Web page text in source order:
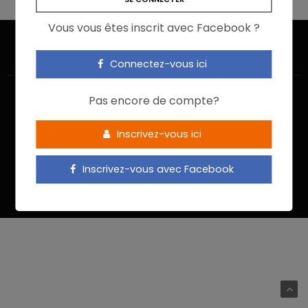
Vous vous êtes inscrit avec Facebook ?
Connectez-vous ici
Pas encore de compte?
Inscrivez-vous ici
Inscrivez-vous avec Facebook
ACCUEIL JE M’INSCRIS
NOUS CONTACTER
MENTIONS LÉGALES
POLITIQUE DE CONFIDENTIALITÉ
Food In Action © 2022